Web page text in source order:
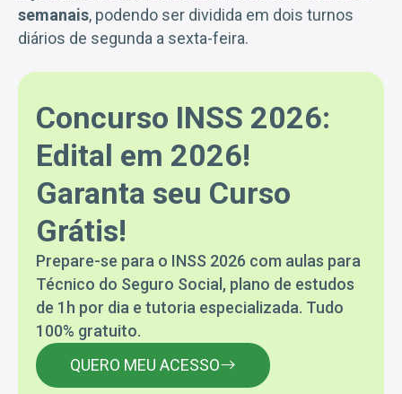
semanais, podendo ser dividida em dois turnos
diários de segunda a sexta-feira.
Concurso INSS 2026:
Edital em 2026!
Garanta seu Curso
Grátis!
Prepare-se para o INSS 2026 com aulas para
Técnico do Seguro Social, plano de estudos
de 1h por dia e tutoria especializada. Tudo
100% gratuito.
QUERO MEU ACESSO